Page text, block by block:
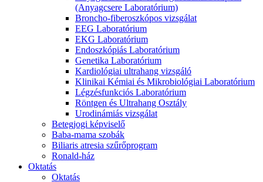
(Anyagcsere Laboratórium)
Broncho-fiberoszkópos vizsgálat
EEG Laboratórium
EKG Laboratórium
Endoszkópiás Laboratórium
Genetika Laboratórium
Kardiológiai ultrahang vizsgáló
Klinikai Kémiai és Mikrobiológiai Laboratórium
Légzésfunkciós Laboratórium
Röntgen és Ultrahang Osztály
Urodinámiás vizsgálat
Betegjogi képviselő
Baba-mama szobák
Biliaris atresia szűrőprogram
Ronald-ház
Oktatás
Oktatás